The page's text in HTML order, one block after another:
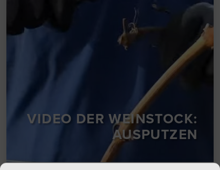
VIDEO DER WEINSTOCK:
AUSPUTZEN